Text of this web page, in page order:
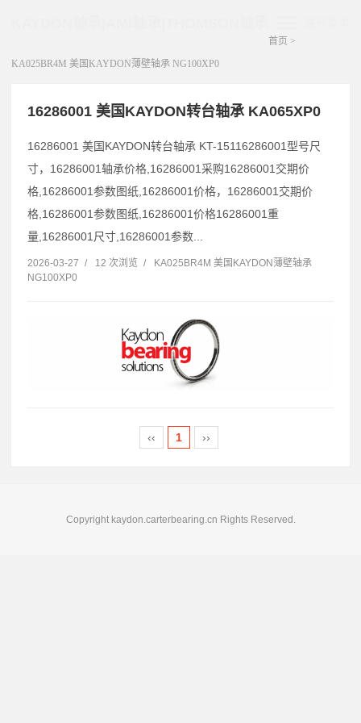
首页 >
KA025BR4M 美国KAYDON薄壁轴承 NG100XP0
16286001 美国KAYDON转台轴承 KA065XP0
16286001 美国KAYDON转台轴承 KT-15116286001型号尺
寸，16286001轴承价格,16286001采购16286001交期价
格,16286001参数图纸,16286001价格，16286001交期价
格,16286001参数图纸,16286001价格16286001重
量,16286001尺寸,16286001参数...
2026-03-27 / 12 次浏览 /
KA025BR4M 美国KAYDON薄壁轴承
NG100XP0
‹‹ 1 ››
Copyright kaydon.carterbearing.cn Rights Reserved.